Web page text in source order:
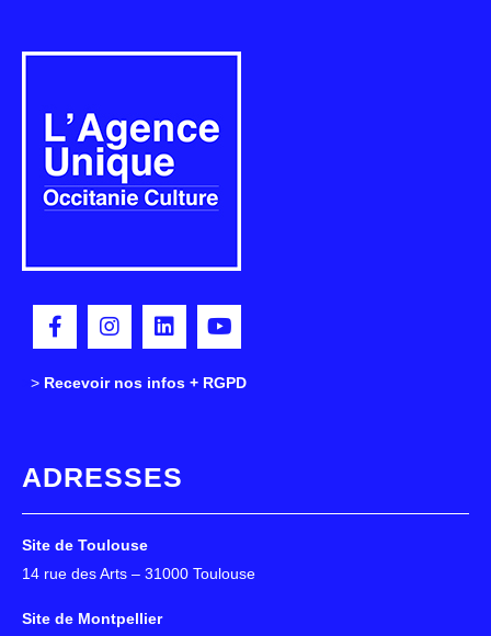
> Recevoir nos infos + RGPD
ADRESSES
Site de Toulouse
14 rue des Arts – 31000 Toulouse
Site de Montpellier